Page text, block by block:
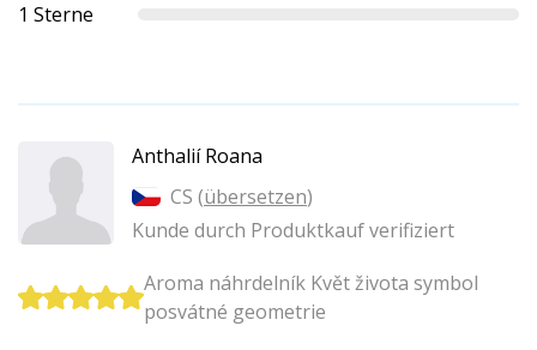
1 Sterne
Anthalií Roana
CS (übersetzen)
Kunde durch Produktkauf verifiziert
Aroma náhrdelník Květ života symbol
posvátné geometrie